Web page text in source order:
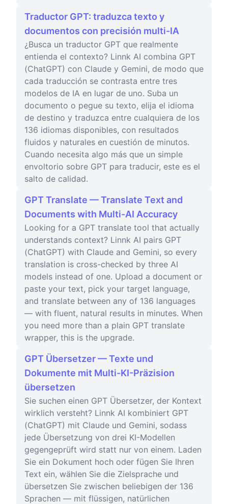
Traductor GPT: traduzca texto y
documentos con precisión multi-IA
¿Busca un traductor GPT que realmente
entienda el contexto? Linnk AI combina GPT
(ChatGPT) con Claude y Gemini, de modo que
cada traducción se contrasta entre tres
modelos de IA en lugar de uno. Suba un
documento o pegue su texto, elija el idioma
de destino y traduzca entre cualquiera de los
136 idiomas disponibles, con resultados
fluidos y naturales en cuestión de minutos.
Cuando necesita algo más que un simple
envoltorio sobre GPT para traducir, este es el
salto de calidad.
GPT Translate — Translate Text and
Documents with Multi-AI Accuracy
Looking for a GPT translate tool that actually
understands context? Linnk AI pairs GPT
(ChatGPT) with Claude and Gemini, so every
translation is cross-checked by three AI
models instead of one. Upload a document or
paste your text, pick your target language,
and translate between any of 136 languages
— with fluent, natural results in minutes. When
you need more than a plain GPT translate
wrapper, this is the upgrade.
GPT Übersetzer — Texte und
Dokumente mit Multi-KI-Präzision
übersetzen
Sie suchen einen GPT Übersetzer, der Kontext
wirklich versteht? Linnk AI kombiniert GPT
(ChatGPT) mit Claude und Gemini, sodass
jede Übersetzung von drei KI-Modellen
gegengeprüft wird statt nur von einem. Laden
Sie ein Dokument hoch oder fügen Sie Ihren
Text ein, wählen Sie die Zielsprache und
übersetzen Sie zwischen beliebigen der 136
Sprachen — mit flüssigen, natürlichen